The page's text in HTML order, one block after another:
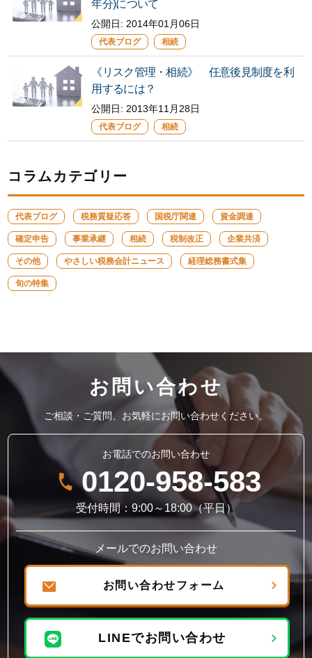
年分)について
公開日: 2014年01月06日
代表ブログ 相続
《リスク管理・相続》 任意後見制度を利
用するには？
公開日: 2013年11月28日
代表ブログ 相続
コラムカテゴリー
代表ブログ 税務質疑応答 国税庁関連 資金調達
確定申告 事業承継 相続 税制改正 企業共済
その他 やさしい税務会計ニュース 経理総務書式集
旬の特集
お問い合わせ
ご相談・ご質問、お気軽にお問い合わせください。
お電話でのお問い合わせ
0120-958-583
受付時間：9:00～18:00（平日）
メールでのお問い合わせ
お問い合わせフォーム
LINEでお問い合わせ